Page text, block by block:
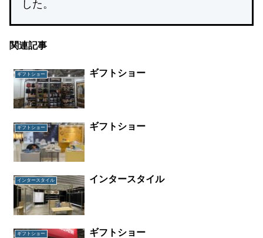
した。
関連記事
ギフトショー ギフトショー
ギフトショー ギフトショー
インタースタイル インタースタイル
ギフトショー ギフトショー